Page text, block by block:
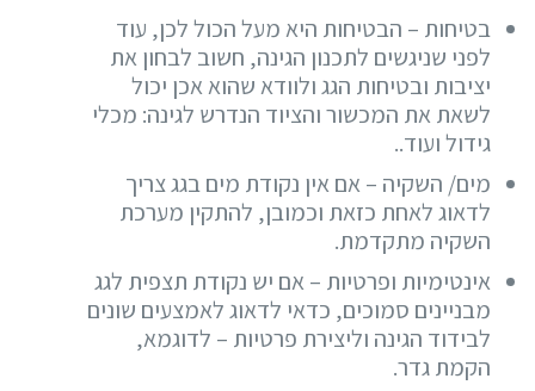
בטיחות – הבטיחות היא מעל הכול לכן, עוד
לפני שניגשים לתכנון הגינה, חשוב לבחון את
יציבות ובטיחות הגג ולוודא שהוא אכן יכול
לשאת את המכשור והציוד הנדרש לגינה: מכלי
גידול ועוד..
מים/ השקיה – אם אין נקודת מים בגג צריך
לדאוג לאחת כזאת וכמובן, להתקין מערכת
השקיה מתקדמת.
אינטימיות ופרטיות – אם יש נקודת תצפית לגג
מבניינים סמוכים, כדאי לדאוג לאמצעים שונים
לבידוד הגינה וליצירת פרטיות – לדוגמא,
הקמת גדר.